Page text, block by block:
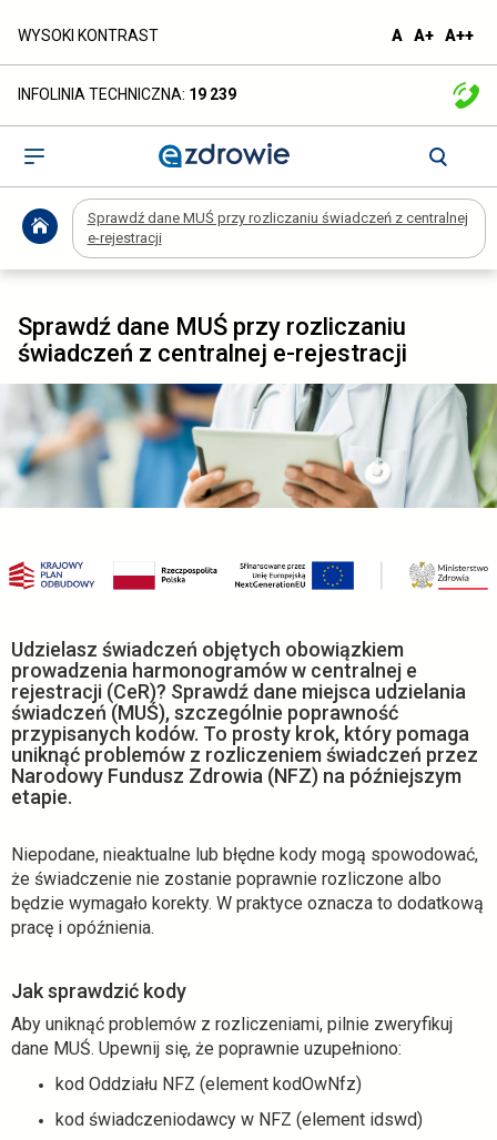
Sprawdź
dane
MUŚ
przy
rozliczaniu
świadczeń
z
centralnej
e-
rejestracji
-
ezdrowie.gov.pl
WYSOKI KONTRAST A domyślna
A+większa
A++
INFOLINIA TECHNICZNA: 19 239
Otwórz
Sprawdź dane MUŚ przy rozliczaniu świadczeń z centralnej
e-rejestracji
Sprawdź dane MUŚ przy rozliczaniu
świadczeń z centralnej e-rejestracji
Udzielasz świadczeń objętych obowiązkiem
prowadzenia harmonogramów w centralnej e
rejestracji (CeR)? Sprawdź dane miejsca udzielania
świadczeń (MUŚ), szczególnie poprawność
przypisanych kodów. To prosty krok, który pomaga
uniknąć problemów z rozliczeniem świadczeń przez
Narodowy Fundusz Zdrowia (NFZ) na późniejszym
etapie.
Niepodane, nieaktualne lub błędne kody mogą spowodować,
że świadczenie nie zostanie poprawnie rozliczone albo
będzie wymagało korekty. W praktyce oznacza to dodatkową
pracę i opóźnienia.
Jak sprawdzić kody
Aby uniknąć problemów z rozliczeniami, pilnie zweryfikuj
dane MUŚ. Upewnij się, że poprawnie uzupełniono:
kod Oddziału NFZ (element kodOwNfz)
kod świadczeniodawcy w NFZ (element idswd)